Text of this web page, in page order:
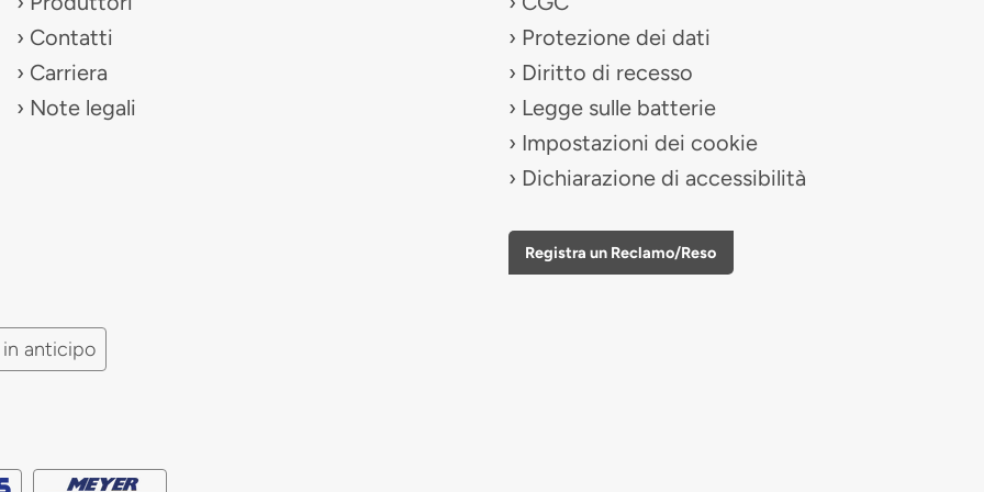
Contatti
Carriera
Note legali
Protezione dei dati
Diritto di recesso
Legge sulle batterie
Impostazioni dei cookie
Dichiarazione di accessibilità
Registra un Reclamo/Reso
anticipo